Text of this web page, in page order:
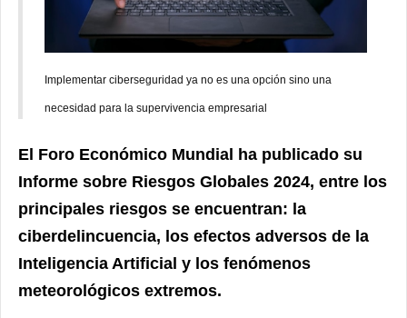
Implementar ciberseguridad ya no es una opción sino una
necesidad para la supervivencia empresarial
El Foro Económico Mundial ha publicado su
Informe sobre Riesgos Globales 2024, entre los
principales riesgos se encuentran: la
ciberdelincuencia, los efectos adversos de la
Inteligencia Artificial y los fenómenos
meteorológicos extremos.